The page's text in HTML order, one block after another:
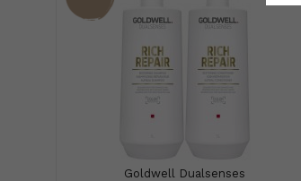
Goldwell Dualsenses